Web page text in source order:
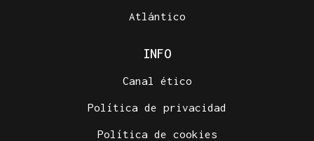
Atlántico
INFO
Canal ético
Política de privacidad
Política de cookies